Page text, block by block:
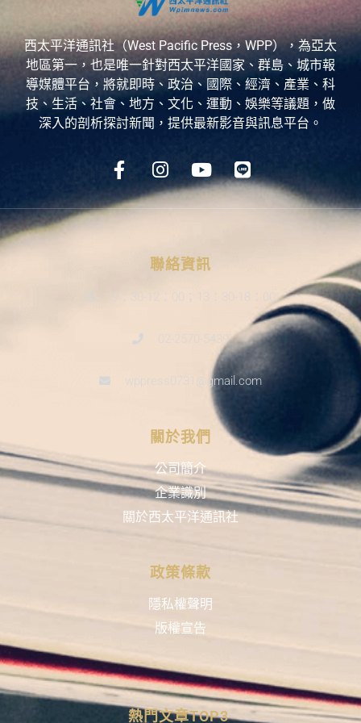
西太平洋通訊社（West Pacific Press，WPP），為亞太
地區第一，也是唯一針對西太平洋國家、群島、城市報
導媒體平台，將就即時、政治、國際、經濟、產業、科
技、生活、社會、地方、文化、運動、娛樂等議題，做
深入的剖析探討新聞，提供最新影音與訊息平台。
聯絡資訊
9：30-12：00；13：30-18：00
02-2570-5439
wppress0731@gmail.com
關於我們
公司簡介
企業識別
關於西太平洋通訊社
政策條款
隱私權聲明
版權宣告
熱門文章TOP3